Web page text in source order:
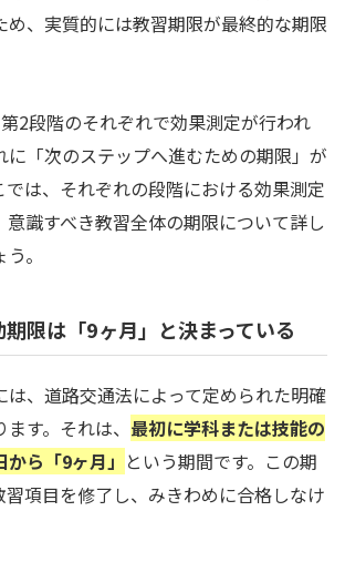
め、実質的には教習期限が最終的な期限
2段階のそれぞれで効果測定が行われ
に「次のステップへ進むための期限」が
では、それぞれの段階における効果測定
意識すべき教習全体の期限について詳し
。
限は「9ヶ月」と決まっている
は、道路交通法によって定められた明確
す。それは、 最初に学科または技能の
ら「9ヶ月」 という期間です。この期
習項目を修了し、みきわめに合格しなけ